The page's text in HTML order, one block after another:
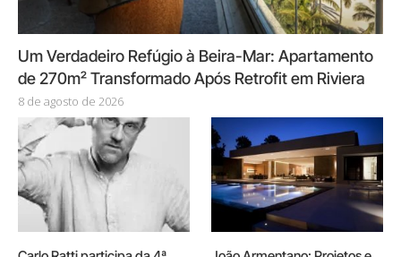
Um Verdadeiro Refúgio à Beira-Mar: Apartamento
de 270m² Transformado Após Retrofit em Riviera
8 de agosto de 2026